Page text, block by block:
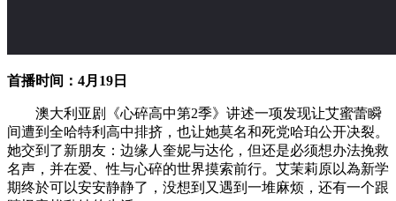
首播时间：4月19日
澳大利亚剧《心碎高中第2季》讲述一项发现让艾蜜蕾瞬
间遭到全哈特利高中排挤，也让她莫名和死党哈珀公开决裂。
她交到了新朋友：边缘人奎妮与达伦，但还是必须想办法挽救
名声，并在爱、性与心碎的世界摸索前行。艾茉莉原以為新学
期终於可以安安静静了，没想到又遇到一堆麻烦，还有一个跟